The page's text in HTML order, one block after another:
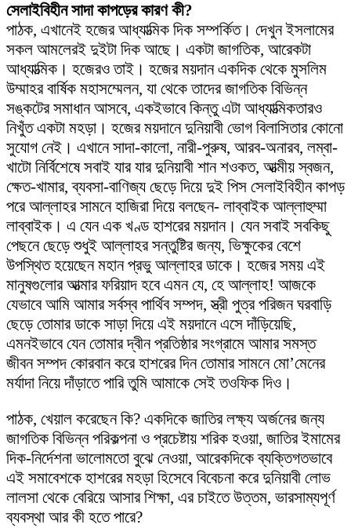
সেলাইবিহীন সাদা কাপড়ের কারণ কী?
পাঠক, এখানেই হজের আধ্যাত্মিক দিক সম্পর্কিত। দেখুন ইসলামের
সকল আমলেরই দুইটা দিক আছে। একটা জাগতিক, আরেকটা
আধ্যাত্মিক। হজেরও তাই। হজের ময়দান একদিক থেকে মুসলিম
উম্মাহর বার্ষিক মহাসম্মেলন, যা থেকে তাদের জাগতিক বিভিন্ন
সঙ্কটের সমাধান আসবে, একইভাবে কিন্তু এটা আধ্যাত্মিকতারও
নিখুঁত একটা মহড়া। হজের ময়দানে দুনিয়াবী ভোগ বিলাসিতার কোনো
সুযোগ নেই। এখানে সাদা-কালো, নারী-পুরুষ, আরব-অনারব, লম্বা-
খাটো নির্বিশেষে সবাই যার যার দুনিয়াবী শান শওকত, আত্মীয় স্বজন,
ক্ষেত-খামার, ব্যবসা-বাণিজ্য ছেড়ে দিয়ে দুই পিস সেলাইবিহীন কাপড়
পরে আল্লাহর সামনে হাজিরা দিয়ে বলছেন- লাব্বাইক আল্লাহুম্মা
লাব্বাইক। এ যেন এক খণ্ড হাশরের ময়দান। যেন সবাই সবকিছু
পেছনে ছেড়ে শুধুই আল্লাহর সন্তুষ্টির জন্য, ভিক্ষুকের বেশে
উপস্থিত হয়েছেন মহান প্রভু আল্লাহর ডাকে। হজের সময় এই
মানুষগুলোর আত্মার ফরিয়াদ হবে এমন যে, হে আল্লাহ! আজকে
যেভাবে আমি আমার সর্বস্ব পার্থিব সম্পদ, স্ত্রী পুত্র পরিজন ঘরবাড়ি
ছেড়ে তোমার ডাকে সাড়া দিয়ে এই ময়দানে এসে দাঁড়িয়েছি,
এমনইভাবে যেন তোমার দ্বীন প্রতিষ্ঠার সংগ্রামে আমার সমস্ত
জীবন সম্পদ কোরবান করে হাশরের দিন তোমার সামনে মো’মেনের
মর্যাদা নিয়ে দাঁড়াতে পারি তুমি আমাকে সেই তওফিক দিও।
পাঠক, খেয়াল করেছেন কি? একদিকে জাতির লক্ষ্য অর্জনের জন্য
জাগতিক বিভিন্ন পরিকল্পনা ও প্রচেষ্টায় শরিক হওয়া, জাতির ইমামের
দিক-নির্দেশনা ভালোমতো বুঝে নেওয়া, আরেকদিকে ব্যক্তিগতভাবে
এই সমাবেশকে হাশরের মহড়া হিসেবে বিবেচনা করে দুনিয়াবী লোভ
লালসা থেকে বেরিয়ে আসার শিক্ষা, এর চাইতে উত্তম, ভারসাম্যপূর্ণ
ব্যবস্থা আর কী হতে পারে?